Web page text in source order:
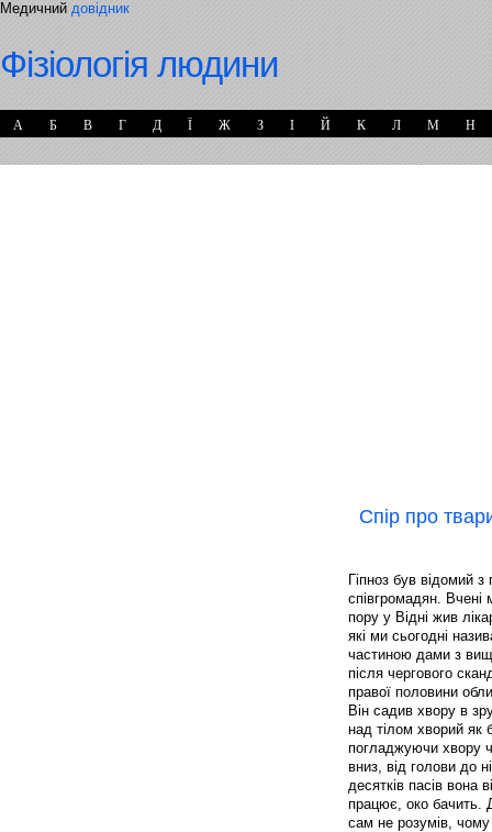
Медичний довідник
Фізіологія людини
А Б В Г Д Ї Ж З І Й К Л М Н
Спір про
Гіпноз був відомий з
співгромадян. Вчені
пору у Відні жив
які ми сьогодні
частиною дами з
після чергового
правої половини
Він садив хвору в
над тілом хворий як
погладжуючи хвору
вниз, від голови до
десятків пасів вона
працює, око бачить.
сам не розумів, чому